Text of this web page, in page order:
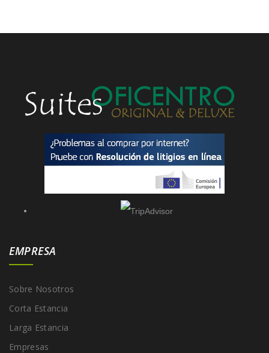
EMPRESA
Sobre Nosotros
Corta Estancia
Larga Estancia
Empresas